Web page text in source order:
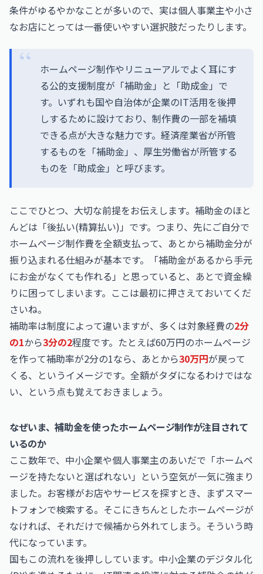
条件がゆるやかなことが多いので、実は個人事業主や小さ
なお店にとっては一番使いやすい選択肢だったりします。
ホームページ制作やリニューアルでよく耳にす
る公的支援制度が「補助金」と「助成金」で
す。いずれも国や自治体が企業のIT活用を後押
しするために設けており、制作費の一部を補填
できる点が大きな魅力です。経済産業省が所管
するものを「補助金」、厚生労働省が所管する
ものを「助成金」と呼びます。
ここでひとつ、大切な前提をお伝えします。補助金のほと
んどは「後払い(精算払い)」です。つまり、先にご自分で
ホームページ制作費を全額支払って、あとから補助金分が
振り込まれる仕組みが基本です。「補助金があるから手元
にお金がなくても作れる」と思っていると、あとで資金繰
りに困ってしまいます。ここは最初に押さえておいてくだ
さいね。
補助率は制度によって違いますが、多くは対象経費の2分
の1から3分の2程度です。たとえば60万円のホームページ
を作って補助率が2分の1なら、あとから30万円が戻って
くる、というイメージです。全額がタダになるわけではな
い、という点も覚えておきましょう。
なぜいま、補助金を使ったホームページ制作が注目されて
いるのか
ここ数年で、中小企業や個人事業主のあいだで「ホームペ
ージを持たないと選ばれない」という空気が一気に強まり
ました。お客様がお店やサービスを探すとき、まずスマー
トフォンで検索する。そこにきちんとしたホームページが
なければ、それだけで候補から外れてしまう。そういう時
代になっています。
国もこの流れを後押ししています。中小企業のデジタル化